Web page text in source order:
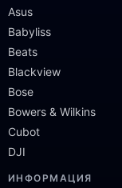
Asus
Babyliss
Beats
Blackview
Bose
Bowers & Wilkins
Cubot
DJI
ИНФОРМАЦИЯ